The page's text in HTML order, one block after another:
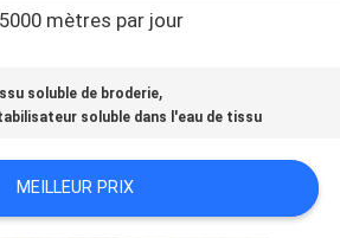
mètres par jour
soluble de broderie,
soluble dans l'eau de tissu
MEILLEUR PRIX